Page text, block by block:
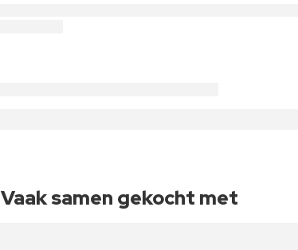
Vaak samen gekocht met